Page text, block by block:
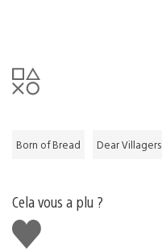
Born of Bread Dear Villagers
Cela vous a plu ?
J'aime